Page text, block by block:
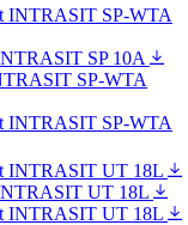
INTRASIT SP-WTA
SP 10A
SP-WTA
INTRASIT SP-WTA
INTRASIT UT 18L
UT 18L
INTRASIT UT 18L